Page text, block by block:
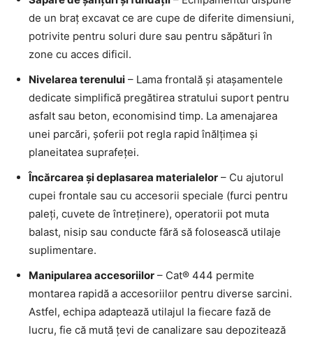
de un braț excavat ce are cupe de diferite dimensiuni,
potrivite pentru soluri dure sau pentru săpături în
zone cu acces dificil.
Nivelarea terenului – Lama frontală și atașamentele
dedicate simplifică pregătirea stratului suport pentru
asfalt sau beton, economisind timp. La amenajarea
unei parcări, șoferii pot regla rapid înălțimea și
planeitatea suprafeței.
Încărcarea și deplasarea materialelor – Cu ajutorul
cupei frontale sau cu accesorii speciale (furci pentru
paleți, cuvete de întreținere), operatorii pot muta
balast, nisip sau conducte fără să folosească utilaje
suplimentare.
Manipularea accesoriilor – Cat® 444 permite
montarea rapidă a accesoriilor pentru diverse sarcini.
Astfel, echipa adaptează utilajul la fiecare fază de
lucru, fie că mută țevi de canalizare sau depozitează